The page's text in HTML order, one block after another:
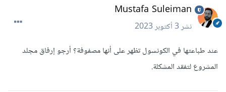
Mustafa Suleiman
نشر3 أكتوبر 2023
عند طباعتها في الكونسول تظهر على أنها مصفوفة؟ أرجو إرفاق مجلد
المشروع لتفقد المشكلة.